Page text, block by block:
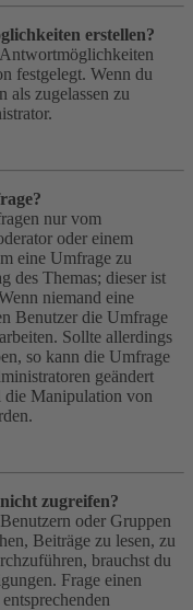
erstellen?
festgelegt. Wenn du
als zugelassen zu
nur vom
oder einem
eine Umfrage zu
des Themas; dieser ist
niemand eine
Benutzer die Umfrage
Sollte allerdings
so kann die Umfrage
geändert
die Manipulation von
zugreifen?
oder Gruppen
Beiträge zu lesen, zu
brauchst du
Frage einen